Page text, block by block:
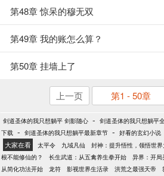
第48章 惊呆的穆无双
第49章 我的账怎么算？
第50章 挂墙上了
上一页 第1 - 50章
剑道圣体的我只想躺平 剑影随心 - 剑道圣体的我只想躺平
下载 - 剑道圣体的我只想躺平最新章节 - 好看的玄幻小说
大家在看 太平令 九域凡仙 封神：提升悟性，领悟世界
根不能修仙的？
长生武道：从五禽养生拳开始 异界：开局
从简化功法开始
龙符 影视世界生活录 洪荒之最强天帝